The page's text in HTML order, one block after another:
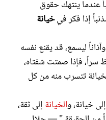
عندما ينتهك حقوق
إذا فكر فيخيانة
ليسمع، قد يقنع نفسه
سراً، فإذا صمتت شفتاه،
تتسرب منه من كل
خيانة، والخيانة إلى ثقة،